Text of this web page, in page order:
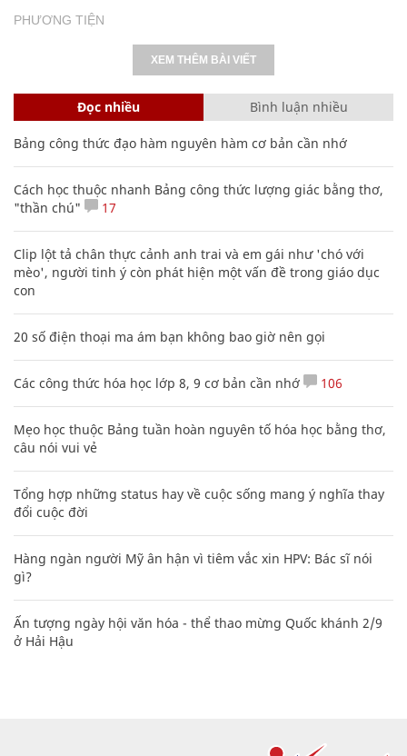
PHƯƠNG TIỆN
XEM THÊM BÀI VIẾT
Đọc nhiều Bình luận nhiều
Bảng công thức đạo hàm nguyên hàm cơ bản cần nhớ
Cách học thuộc nhanh Bảng công thức lượng giác bằng thơ,
"thần chú"
17
Clip lột tả chân thực cảnh anh trai và em gái như 'chó với
mèo', người tinh ý còn phát hiện một vấn đề trong giáo dục
con
20 số điện thoại ma ám bạn không bao giờ nên gọi
Các công thức hóa học lớp 8, 9 cơ bản cần nhớ 106
Mẹo học thuộc Bảng tuần hoàn nguyên tố hóa học bằng thơ,
câu nói vui vẻ
Tổng hợp những status hay về cuộc sống mang ý nghĩa thay
đổi cuộc đời
Hàng ngàn người Mỹ ân hận vì tiêm vắc xin HPV: Bác sĩ nói
gì?
Ấn tượng ngày hội văn hóa - thể thao mừng Quốc khánh 2/9
ở Hải Hậu